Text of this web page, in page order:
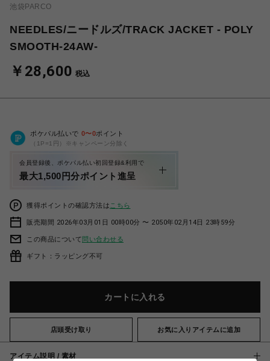
池袋PARCO
NEEDLES/ニードルズ/TRACK JACKET - POLY
SMOOTH-24AW-
￥28,600 税込
ポケパル払いで 0〜0ポイント
（1P=1円）※キャンペーン分除く
会員登録後、ポケパル払い初回登録&利用で
最大1,500円分ポイント進呈
獲得ポイントの確認方法は こちら
販売期間 2026年03月01日 00時00分 〜 2050年02月14日 23時59分
この商品について問い合わせる
ギフト：ラッピング不可
カートに入れる
店頭受け取り お気に入りアイテムに追加
アイテム説明 / 素材